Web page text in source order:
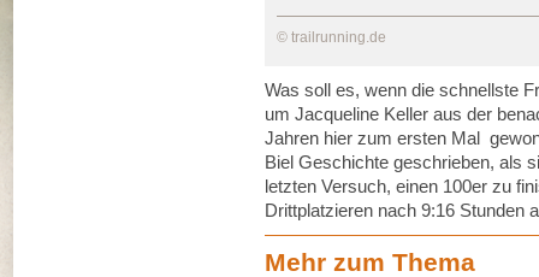
© trailrunning.de
Was soll es, wenn die schnellste
um Jacqueline Keller aus der
Jahren hier zum ersten Mal
Biel Geschichte geschrieben, als
letzten Versuch, einen 100er zu
Drittplatzieren nach 9:16 Stunden
Mehr zum Thema